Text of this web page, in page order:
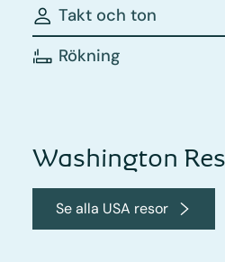
Takt och ton
Rökning
Washington
Se alla USA resor